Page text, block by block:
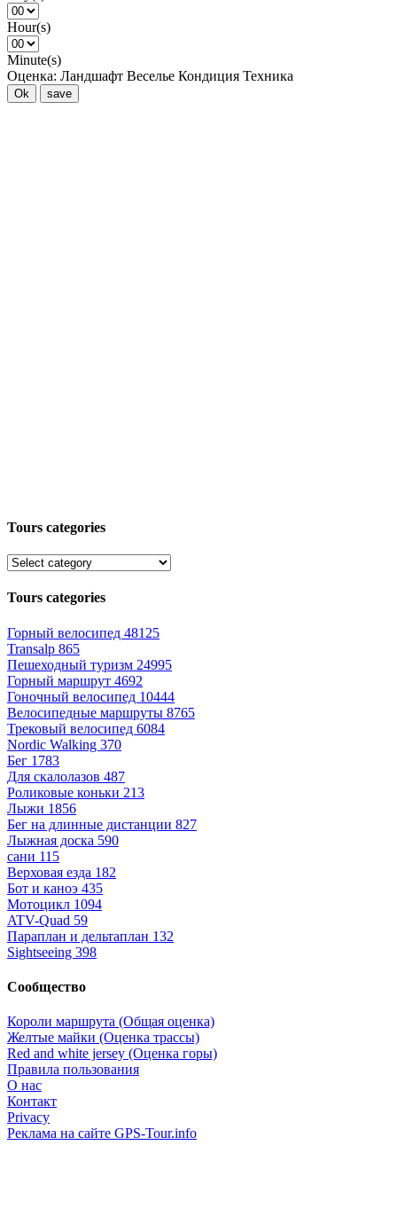
Hour(s)
Minute(s)
Оценка: Ландшафт Веселье Кондиция Техника
Ok save
Tours categories
Tours categories
Горный велосипед 48125
Transalp 865
Пешеходный туризм 24995
Горный маршрут 4692
Гоночный велосипед 10444
Велосипедные маршруты 8765
Трековый велосипед 6084
Nordic Walking 370
Бег 1783
Для скалолазов 487
Роликовые коньки 213
Лыжи 1856
Бег на длинные дистанции 827
Лыжная доска 590
сани 115
Верховая езда 182
Бот и каноэ 435
Мотоцикл 1094
ATV-Quad 59
Параплан и дельтаплан 132
Sightseeing 398
Сообщество
Короли маршрута (Общая оценка)
Желтые майки (Оценка трассы)
Red and white jersey (Оценка горы)
Правила пользования
О нас
Контакт
Privacy
Реклама на сайте GPS-Tour.info